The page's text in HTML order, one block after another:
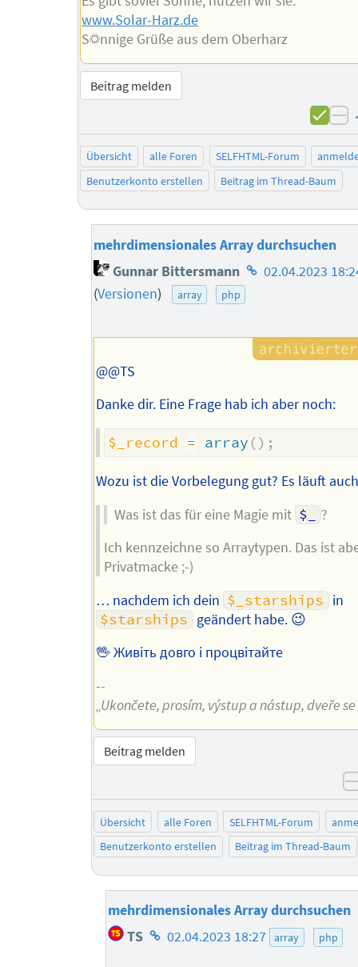
www.Solar-Harz.de
S☼nnige Grüße aus dem Oberharz
Beitrag melden
Übersicht alle Foren SELFHTML-Forum
Benutzerkonto erstellen
Beitrag im Thread-Baum
mehrdimensionales Array durchsuchen
Gunnar Bittersmann Homepage
des
02.04.2023
(Versionen) array php
@@TS
Danke dir. Eine Frage hab ich aber noch:
$_record = array () ;
Wozu ist die Vorbelegung gut? Es läuft
Was ist das für eine Magie mit $_
?
Ich kennzeichne so Arraytypen. Das ist
Privatmacke ;-)
… nachdem ich dein $_starships in
$starships geändert habe. 😉
🖖 Живіть довго і процвітайте
--
„Ukončete, prosím, výstup a nástup, dveře se
Beitrag melden
Übersicht alle Foren SELFHTML-Forum
Benutzerkonto erstellen
Beitrag im Thread-Baum
mehrdimensionales Array durchsuchen
TS Homepage
02.04.2023 18:27 array php